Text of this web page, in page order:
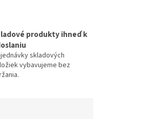
produkty ihneď k
skladových
vybavujeme bez